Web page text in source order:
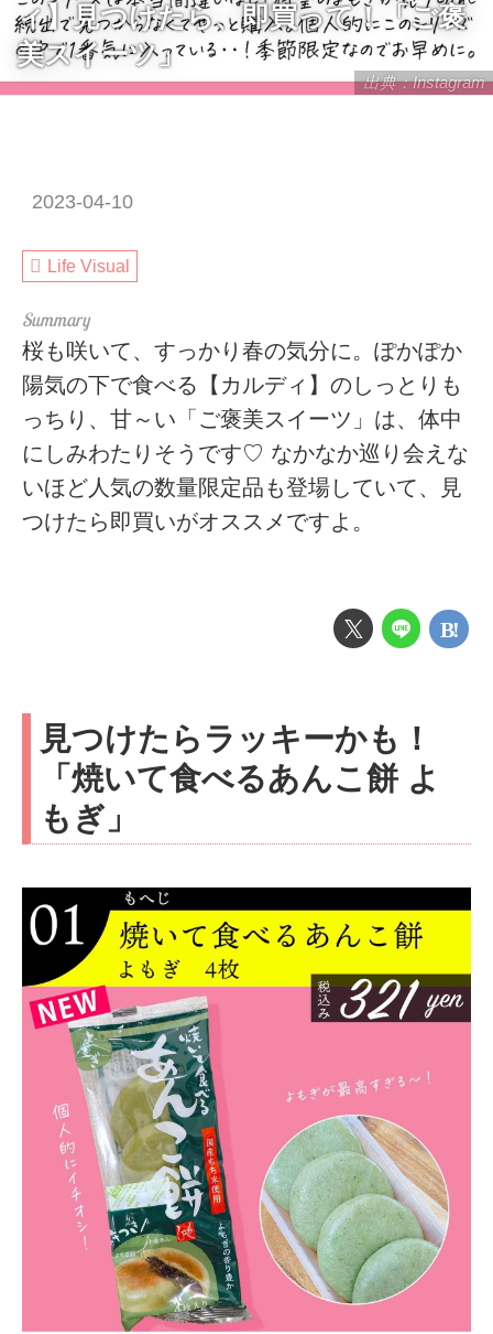
出典：Instagram
ィ】見つけたら、即買って！「ご褒
美スイーツ」
2023-04-10
Life Visual
桜も咲いて、すっかり春の気分に。ぽかぽか
陽気の下で食べる【カルディ】のしっとりも
っちり、甘～い「ご褒美スイーツ」は、体中
にしみわたりそうです♡ なかなか巡り会えな
いほど人気の数量限定品も登場していて、見
つけたら即買いがオススメですよ。
見つけたらラッキーかも！
「焼いて食べるあんこ餅 よ
もぎ」